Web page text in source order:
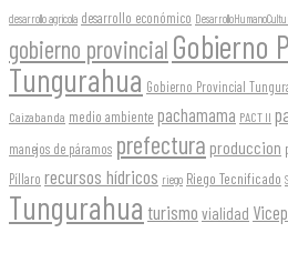
desarrollo agrícola desarrollo económico
gobierno provincial Gobierno
Tungurahua Gobierno Provincial
Caizabanda medio ambiente pachamama PACT II
manejos de páramos prefectura produccion
Píllaro recursos hídricos riego Riego Tecnificado
Tungurahua turismo vialidad